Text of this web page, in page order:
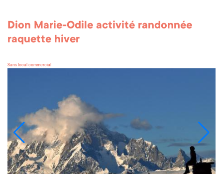
Dion Marie-Odile activité randonnée
raquette hiver
Sans local commercial